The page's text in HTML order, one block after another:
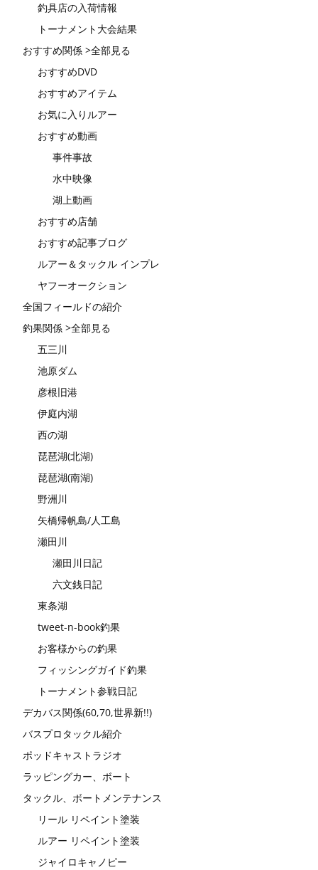
釣具店の入荷情報
トーナメント大会結果
おすすめ関係 >全部見る
おすすめDVD
おすすめアイテム
お気に入りルアー
おすすめ動画
事件事故
水中映像
湖上動画
おすすめ店舗
おすすめ記事ブログ
ルアー＆タックル インプレ
ヤフーオークション
全国フィールドの紹介
釣果関係 >全部見る
五三川
池原ダム
彦根旧港
伊庭内湖
西の湖
琵琶湖(北湖)
琵琶湖(南湖)
野洲川
矢橋帰帆島/人工島
瀬田川
瀬田川日記
六文銭日記
東条湖
tweet-n-book釣果
お客様からの釣果
フィッシングガイド釣果
トーナメント参戦日記
デカバス関係(60,70,世界新!!)
バスプロタックル紹介
ポッドキャストラジオ
ラッピングカー、ボート
タックル、ボートメンテナンス
リール リペイント塗装
ルアー リペイント塗装
ジャイロキャノピー